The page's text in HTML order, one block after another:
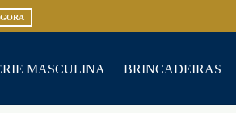
MASCULINA BRINCADEIRAS